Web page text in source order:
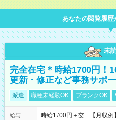
あなたの閲覧履歴
未読
完全在宅＊時給1700円！
更新・修正など事務サポ
派遣 職種未経験OK ブランクOK
給与
時給1700円＋交 【月収例